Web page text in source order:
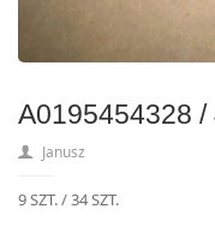
A0195454328 /
Janusz
9 SZT. / 34 SZT.